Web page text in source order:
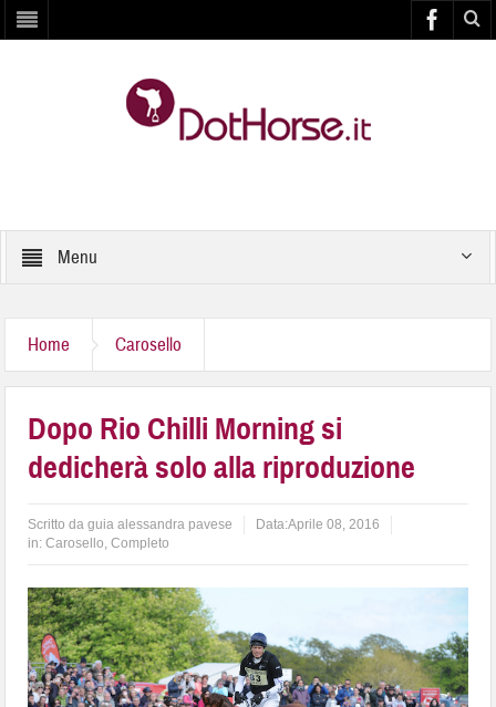
Menu
Home Carosello
Dopo Rio Chilli Morning si
dedicherà solo alla riproduzione
Scritto daguia alessandra pavese Data:Aprile 08, 2016
in:Carosello,Completo